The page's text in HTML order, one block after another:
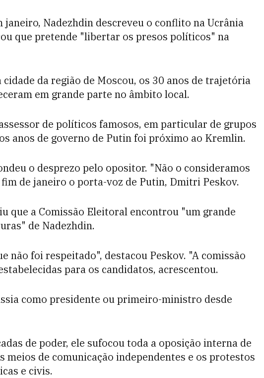
janeiro, Nadezhdin descreveu o conflito na Ucrânia
que pretende "libertar os presos políticos" na
da região de Moscou, os 30 anos de trajetória
em grande parte no âmbito local.
de políticos famosos, em particular de grupos
anos de governo de Putin foi próximo ao Kremlin.
o desprezo pelo opositor. "Não o consideramos
de janeiro o porta-voz de Putin, Dmitri Peskov.
que a Comissão Eleitoral encontrou "um grande
de Nadezhdin.
não foi respeitado", destacou Peskov. "A comissão
para os candidatos, acrescentou.
como presidente ou primeiro-ministro desde
de poder, ele sufocou toda a oposição interna de
meios de comunicação independentes e os protestos
e civis.